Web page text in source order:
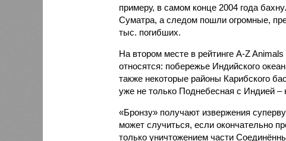
примеру, в самом конце 2004 года
Суматра, а следом пошли огромные,
тыс. погибших.
На втором месте в рейтинге A-Z
относятся: побережье Индийского
также некоторые районы Карибского
уже не только Поднебесная с Индией –
«Бронзу» получают извержения
может случиться, если окончательно
только уничтожением части